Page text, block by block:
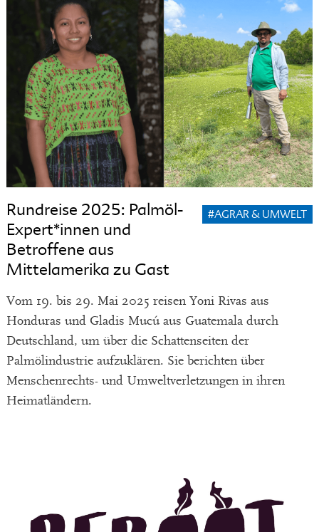
Rundreise 2025: Palmöl-
Expert*innen und
Betroffene aus
Mittelamerika zu Gast
#AGRAR & UMWELT
Vom 19. bis 29. Mai 2025 reisen Yoni Rivas aus
Honduras und Gladis Mucú aus Guatemala durch
Deutschland, um über die Schattenseiten der
Palmölindustrie aufzuklären. Sie berichten über
Menschenrechts- und Umweltverletzungen in ihren
Heimatländern.